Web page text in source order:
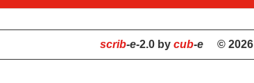
scrib-e-2.0 by cub-e© 2026